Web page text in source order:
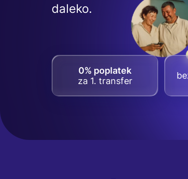
daleko.
0% poplatek
za 1. transfer